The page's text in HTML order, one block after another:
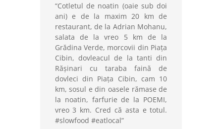
“Cotletul de noatin (oaie sub doi
ani) e de la maxim 20 km de
restaurant, de la Adrian Mohanu,
salata de la vreo 5 km de la
Grădina Verde, morcovii din Piața
Cibin, dovleacul de la tanti din
Rășinari cu taraba faină de
dovleci din Piața Cibin, cam 10
km, sosul e din oasele rămase de
la noatin, farfurie de la POEMI,
vreo 3 km. Cred că asta e totul.
#slowfood #eatlocal”